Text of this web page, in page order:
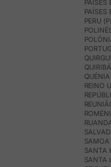
PAÍSES
PAÍSES
PERU
REINO
SANTA
SANTA